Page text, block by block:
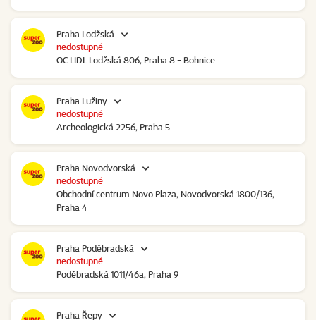
Praha Lodžská
OC LIDL Lodžská 806, Praha 8 - Bohnice
nedostupné
Praha Lužiny
Archeologická 2256, Praha 5
nedostupné
Praha Novodvorská
Obchodní centrum Novo Plaza, Novodvorská 1800/136,
Praha 4
nedostupné
Praha Poděbradská
Poděbradská 1011/46a, Praha 9
nedostupné
Praha Řepy